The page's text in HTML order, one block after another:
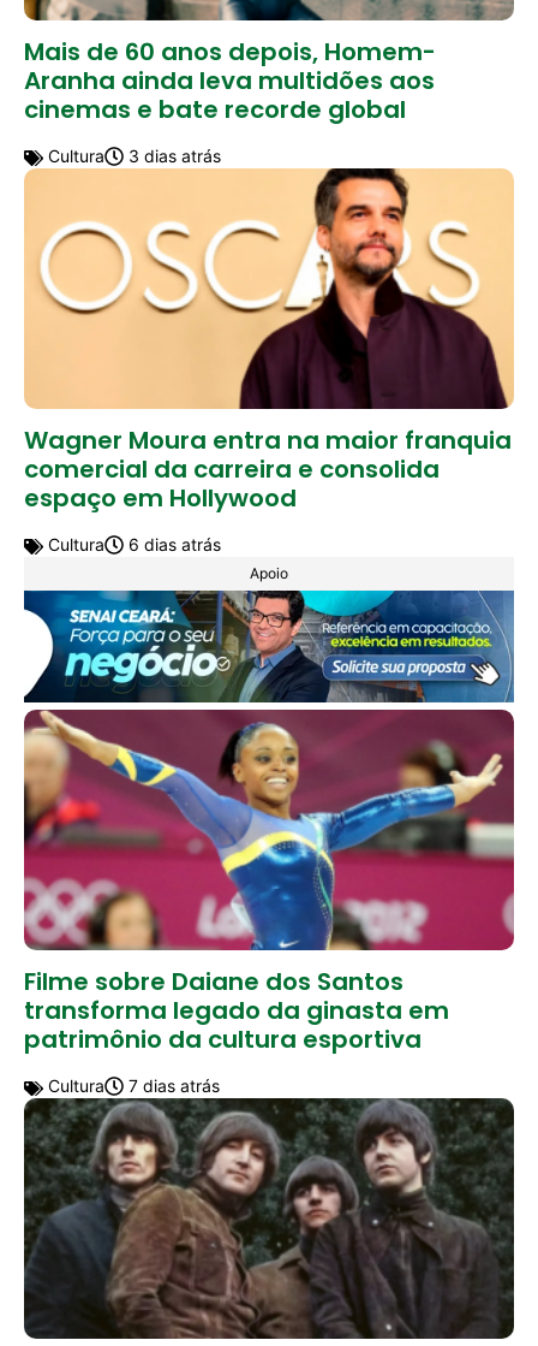
Mais de 60 anos depois, Homem-
Aranha ainda leva multidões aos
cinemas e bate recorde global
Cultura 3 dias atrás
Wagner Moura entra na maior franquia
comercial da carreira e consolida
espaço em Hollywood
Cultura 6 dias atrás
Apoio
Filme sobre Daiane dos Santos
transforma legado da ginasta em
patrimônio da cultura esportiva
Cultura 7 dias atrás